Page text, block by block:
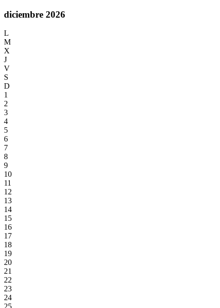
diciembre 2026
L
M
X
J
V
S
D
1
2
3
4
5
6
7
8
9
10
11
12
13
14
15
16
17
18
19
20
21
22
23
24